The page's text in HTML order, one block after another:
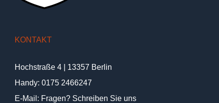
KONTAKT
Hochstraße 4 | 13357 Berlin
Handy: 0175 2466247
E-Mail: Fragen? Schreiben Sie uns